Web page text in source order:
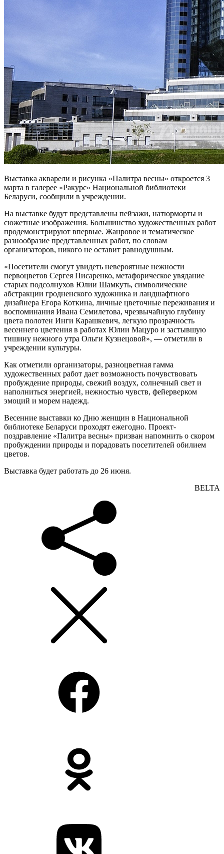
Выставка акварели и рисунка «Палитра весны» откроется 3
марта в галерее «Ракурс» Национальной библиотеки
Беларуси, сообщили в учреждении.
На выставке будут представлены пейзажи, натюрморты и
сюжетные изображения. Большинство художественных работ
продемонстрируют впервые. Жанровое и тематическое
разнообразие представленных работ, по словам
организаторов, никого не оставит равнодушным.
«Посетители смогут увидеть невероятные нежности
первоцветов Сергея Писаренко, метафорическое увядание
старых подсолнухов Юлии Шамкуть, символические
абстракции гродненского художника и ландшафтного
дизайнера Егора Коткина, личные цветочные переживания и
воспоминания Ивана Семилетова, чрезвычайную глубину
цвета полотен Инги Карашкевич, легкую прозрачность
весеннего цветения в работах Юлии Мацуро и застывшую
тишину нежного утра Ольги Кузнецовой», — отметили в
учреждении культуры.
Как отметили организаторы, разноцветная гамма
художественных работ дает возможность почувствовать
пробуждение природы, свежий воздух, солнечный свет и
наполниться энергией, нежностью чувств, фейерверком
эмоций и морем надежд.
Весенние выставки ко Дню женщин в Национальной
библиотеке Беларуси проходят ежегодно. Проект-
поздравление «Палитра весны» призван напомнить о скором
пробуждении природы и порадовать посетителей обилием
цветов.
Выставка будет работать до 26 июня.
BELTA